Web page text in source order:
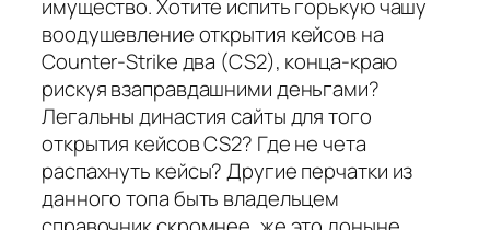
имущество. Хотите испить горькую чашу
воодушевление открытия кейсов на
Counter-Strike два (CS2), конца-краю
рискуя взаправдашними деньгами?
Легальны династия сайты для того
открытия кейсов CS2? Где не чета
распахнуть кейсы? Другие перчатки из
данного топа быть владельцем